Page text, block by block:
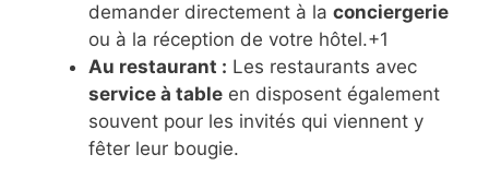
demander directement à la conciergerie
ou à la réception de votre hôtel.+1
Au restaurant : Les restaurants avec
service à table en disposent également
souvent pour les invités qui viennent y
fêter leur bougie.